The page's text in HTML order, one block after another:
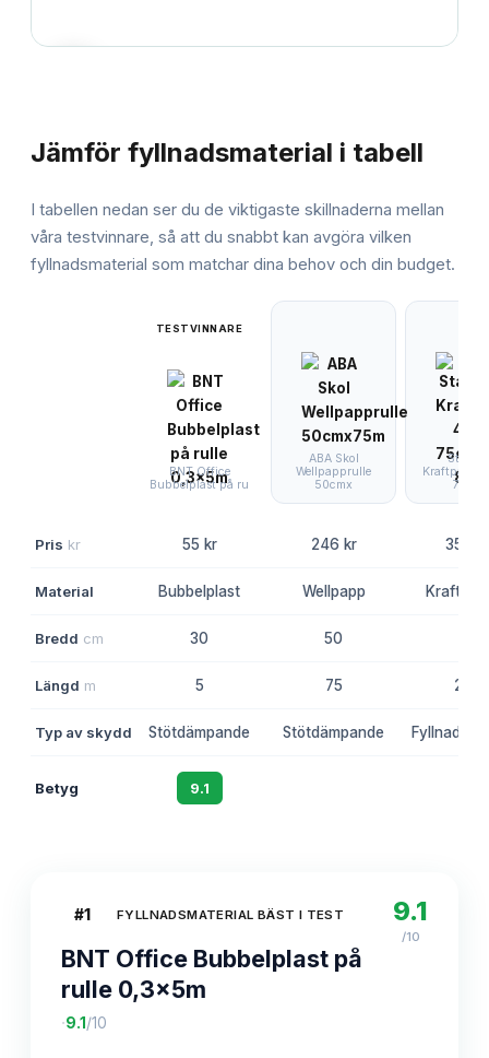
Jämför fyllnadsmaterial i tabell
I tabellen nedan ser du de viktigaste skillnaderna mellan
våra testvinnare, så att du snabbt kan avgöra vilken
fyllnadsmaterial som matchar dina behov och din budget.
TESTVINNARE
BNT Office
Bubbelplast på ru
ABA Skol
Wellpapprulle
50cmx
Staples
75cm
Pris kr 55 kr 246 kr 359 kr
Material Bubbelplast Wellpapp
Bredd cm 30 50
Längd m 5 75 265
Typ av skydd Stötdämpande Stötdämpande Fyllnad,
Betyg 9.1
#1 FYLLNADSMATERIAL BÄST I TEST
BNT Office Bubbelplast på
rulle 0,3x5m
·9.1 /10
9.1
/10